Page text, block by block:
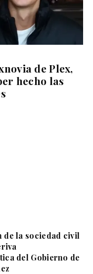
de Plex,
hecho las
de la sociedad civil
del Gobierno de